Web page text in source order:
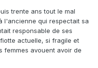
trente ans tout le mal
l'ancienne qui respectait sa
responsable de ses
actuelle, si fragile et
femmes avouent avoir de